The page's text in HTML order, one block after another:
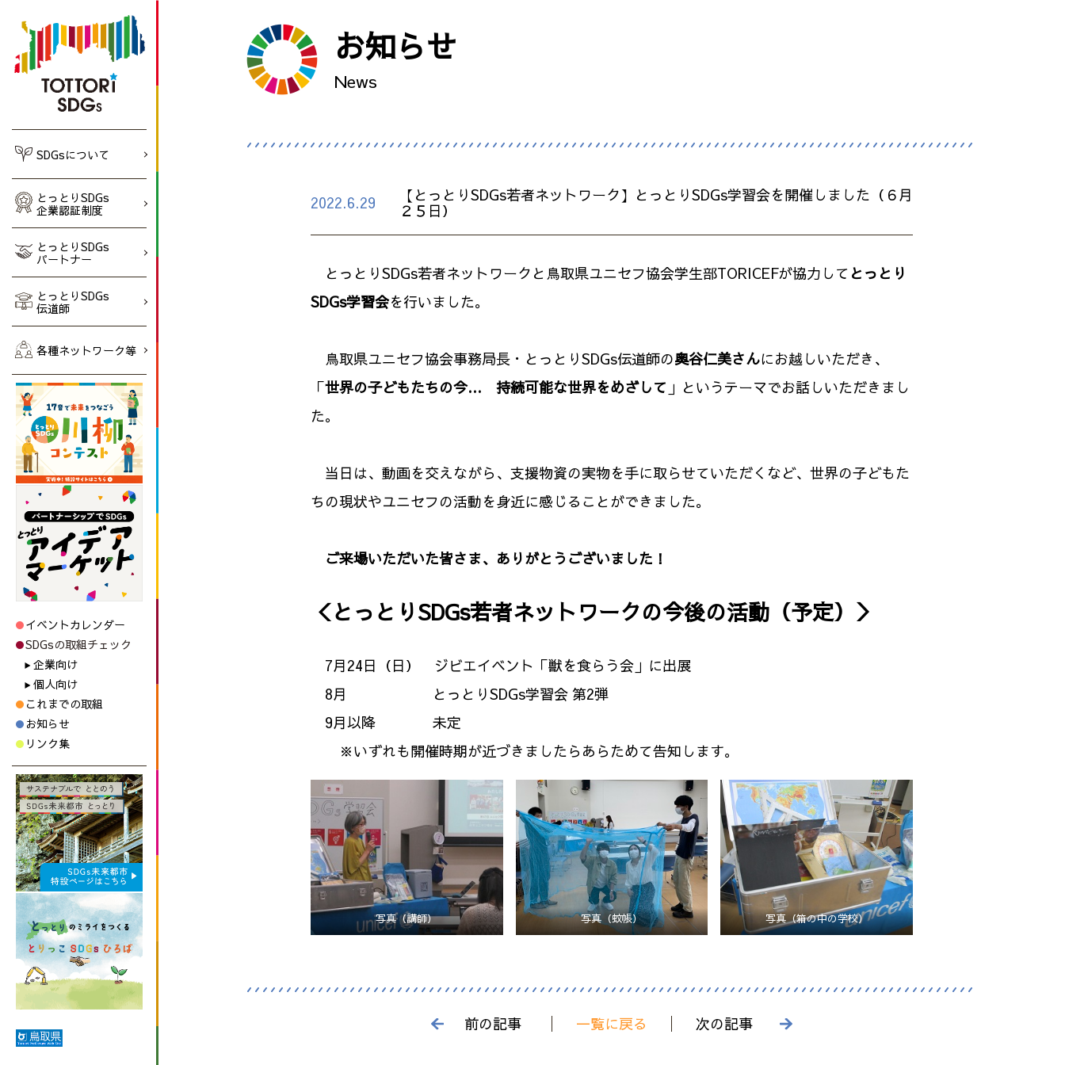
SDGsについて
とっとりSDGs
企業認証制度
とっとりSDGs
パートナー
とっとりSDGs
伝道師
各種ネットワーク等
イベントカレンダー
SDGsの取組チェック
企業向け
個人向け
これまでの取組
お知らせ
リンク集
お知らせ
News
2022.6.29
【とっとりSDGs若者ネットワーク】とっとりSDGs学習会を開催しました（６月
２５日）
とっとりSDGs若者ネットワークと鳥取県ユニセフ協会学生部TORICEFが協力して とっとり
SDGs学習会を行いました。
鳥取県ユニセフ協会事務局長・とっとりSDGs伝道師の奥谷仁美さんにお越しいただき、
「世界の子どもたちの今… 持続可能な世界をめざして 」というテーマでお話しいただきまし
た。
当日は、動画を交えながら、支援物資の実物を手に取らせていただくなど、世界の子どもた
ちの現状やユニセフの活動を身近に感じることができました。
ご来場いただいた皆さま、ありがとうございました！
＜とっとりSDGs若者ネットワークの今後の活動（予定）＞
7月24日（日） ジビエイベント「獣を食らう会」に出展
8月 とっとりSDGs学習会 第2弾
9月以降 未定
※いずれも開催時期が近づきましたらあらためて告知します。
写真（講師） 写真（蚊帳） 写真（箱の中の学校）
前の記事 一覧に戻る 次の記事